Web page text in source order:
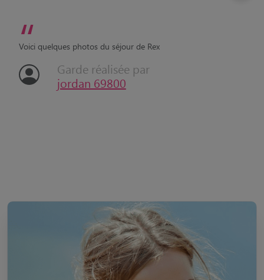
“
Voici quelques photos du séjour de Rex
Garde réalisée par
jordan 69800